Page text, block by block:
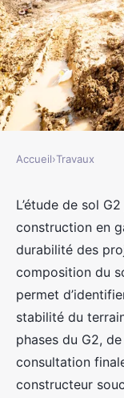
G2 pour
jacqueline•9 mars
Accueil›Travaux
L’étude de sol
construction en
durabilité des
composition du
permet
stabilité du
phases du G2,
consultation
constructeur